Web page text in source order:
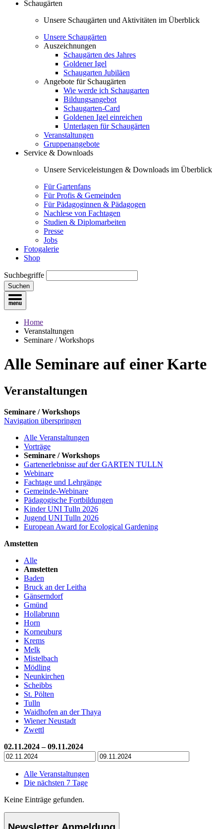
Schaugärten
Unsere Schaugärten und Aktivitäten im Überblick
Unsere Schaugärten
Auszeichnungen
Schaugärten des Jahres
Goldener Igel
Schaugarten Jubiläen
Angebote für Schaugärten
Wie werde ich Schaugarten
Bildungsangebot
Schaugarten-Card
Goldenen Igel einreichen
Unterlagen für Schaugärten
Veranstaltungen
Gruppenangebote
Service & Downloads
Unsere Serviceleistungen & Downloads im Überblick
Für Gartenfans
Für Profis & Gemeinden
Für Pädagoginnen & Pädagogen
Nachlese von Fachtagen
Studien & Diplomarbeiten
Presse
Jobs
Fotogalerie
Shop
Suchbegriffe
Suchen
Home
Veranstaltungen
Seminare / Workshops
Alle Seminare auf einer Karte
Veranstaltungen
Seminare / Workshops
Navigation überspringen
Alle Veranstaltungen
Vorträge
Seminare / Workshops
Gartenerlebnisse auf der GARTEN TULLN
Webinare
Fachtage und Lehrgänge
Gemeinde-Webinare
Pädagogische Fortbildungen
Kinder UNI Tulln 2026
Jugend UNI Tulln 2026
European Award for Ecological Gardening
Amstetten
Alle
Amstetten
Baden
Bruck an der Leitha
Gänserndorf
Gmünd
Hollabrunn
Horn
Korneuburg
Krems
Melk
Mistelbach
Mödling
Neunkirchen
Scheibbs
St. Pölten
Tulln
Waidhofen an der Thaya
Wiener Neustadt
Zwettl
02.11.2024 – 09.11.2024
Alle Veranstaltungen
Die nächsten 7 Tage
Keine Einträge gefunden.